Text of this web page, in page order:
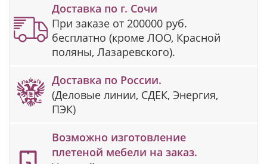
Доставка по г. Сочи
При заказе от 200000 руб.
бесплатно (кроме ЛОО, Красной
поляны, Лазаревского).
Доставка по России.
(Деловые линии, СДЕК, Энергия,
ПЭК)
Возможно изготовление
плетеной мебели на заказ.